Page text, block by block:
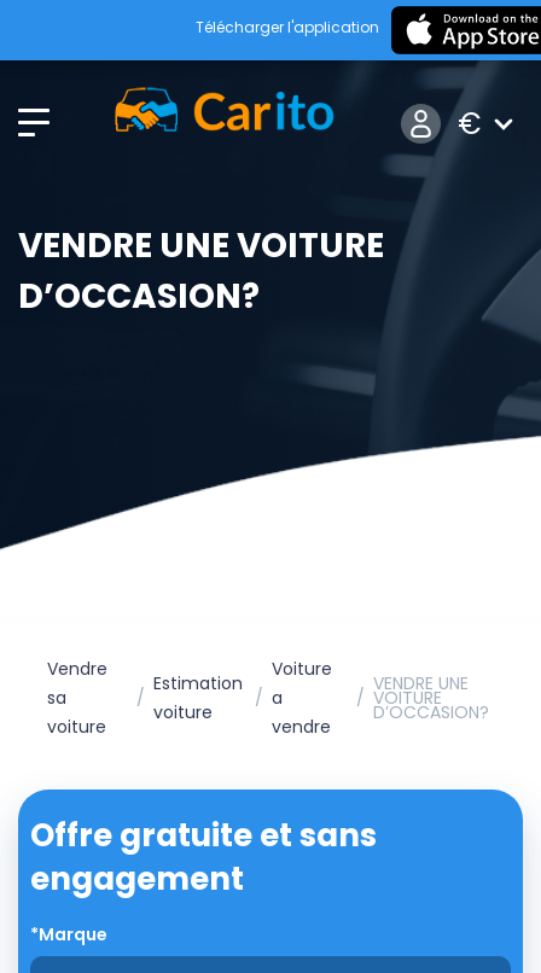
Télécharger l'application
€
VENDRE UNE VOITURE
D’OCCASION?
Vendre
sa
voiture
Estimation
voiture
Voiture
a
vendre
VENDRE UNE
VOITURE
D’OCCASION?
Offre gratuite et sans
engagement
*Marque